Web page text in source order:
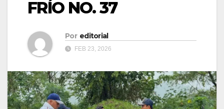
FRÍO NO. 37
Por editorial
FEB 23, 2026